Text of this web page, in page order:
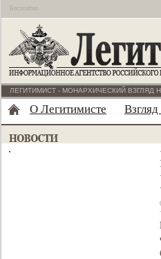
Бесплатно
ЛЕГИТИМИСТ - МОНАРХИЧЕСКИЙ ВЗГЛЯД
О Легитимисте